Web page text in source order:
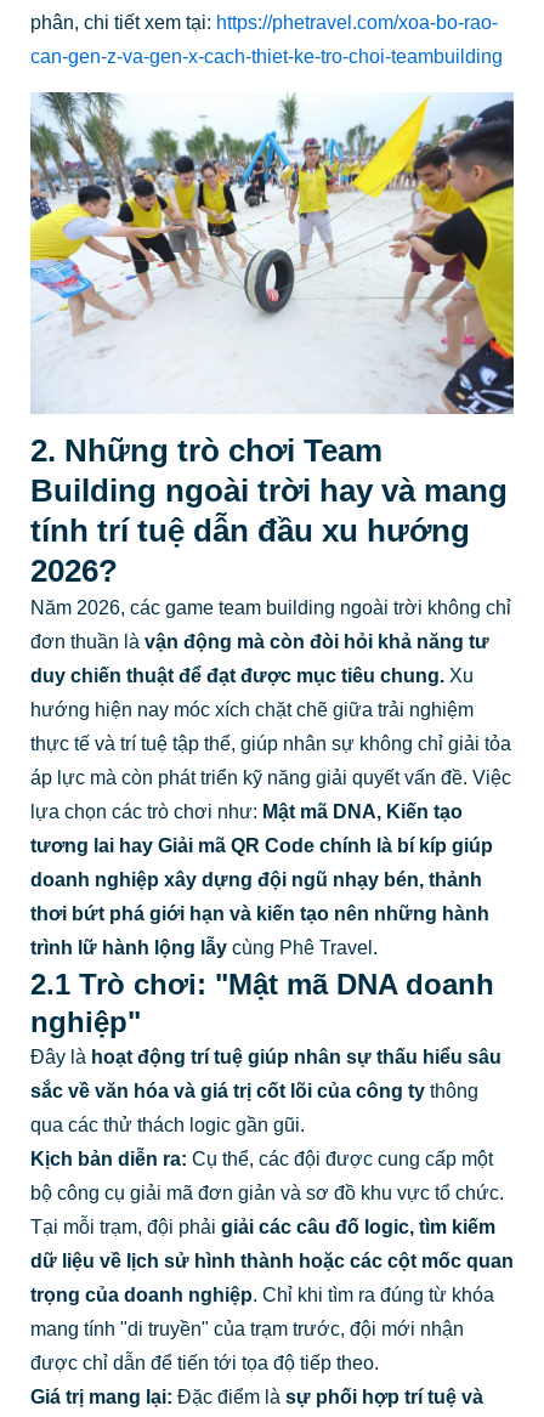
phân, chi tiết xem tại: https://phetravel.com/xoa-bo-rao-
can-gen-z-va-gen-x-cach-thiet-ke-tro-choi-teambuilding
2. Những trò chơi Team
Building ngoài trời hay và mang
tính trí tuệ dẫn đầu xu hướng
2026?
Năm 2026, các game team building ngoài trời không chỉ
đơn thuần là vận động mà còn đòi hỏi khả năng tư
duy chiến thuật để đạt được mục tiêu chung.Xu
hướng hiện nay móc xích chặt chẽ giữa trải nghiệm
thực tế và trí tuệ tập thể, giúp nhân sự không chỉ giải tỏa
áp lực mà còn phát triển kỹ năng giải quyết vấn đề. Việc
lựa chọn các trò chơi như: Mật mã DNA, Kiến tạo
tương lai hay Giải mã QR Code chính là bí kíp giúp
doanh nghiệp xây dựng đội ngũ nhạy bén, thảnh
thơi bứt phá giới hạn và kiến tạo nên những hành
trình lữ hành lộng lẫy cùng Phê Travel.
2.1 Trò chơi: "Mật mã DNA doanh
nghiệp"
Đây là hoạt động trí tuệ giúp nhân sự thấu hiểu sâu
sắc về văn hóa và giá trị cốt lõi của công tythông
qua các thử thách logic gần gũi.
Kịch bản diễn ra: Cụ thể, các đội được cung cấp một
bộ công cụ giải mã đơn giản và sơ đồ khu vực tổ chức.
Tại mỗi trạm, đội phải giải các câu đố logic, tìm kiếm
dữ liệu về lịch sử hình thành hoặc các cột mốc quan
trọng của doanh nghiệp. Chỉ khi tìm ra đúng từ khóa
mang tính "di truyền" của trạm trước, đội mới nhận
được chỉ dẫn để tiến tới tọa độ tiếp theo.
Giá trị mang lại: Đặc điểm là sự phối hợp trí tuệ và